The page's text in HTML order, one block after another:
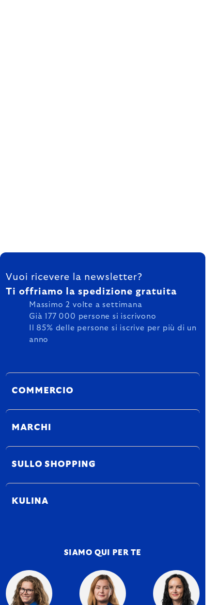
FOOTER
Vuoi ricevere la newsletter?
Ti offriamo la spedizione gratuita
Massimo 2 volte a settimana
Già 177 000 persone si iscrivono
Il 85% delle persone si iscrive per più di un
anno
COMMERCIO
MARCHI
SULLO SHOPPING
KULINA
SIAMO QUI PER TE